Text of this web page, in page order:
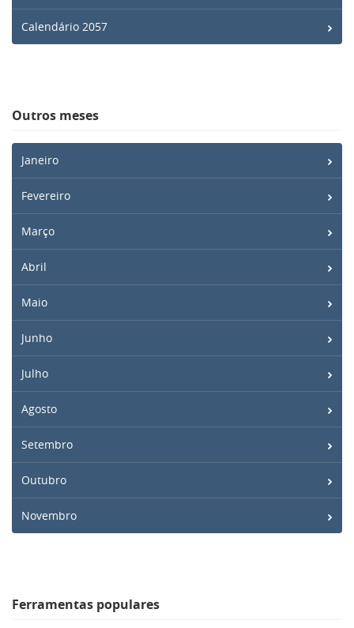
Calendário 2057
Outros meses
Janeiro
Fevereiro
Março
Abril
Maio
Junho
Julho
Agosto
Setembro
Outubro
Novembro
Ferramentas populares